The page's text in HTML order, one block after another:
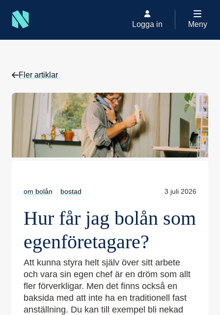
Logga in Meny
Låna pengar Bolån Hur får jag bolån som egenföretagare?
Fler artiklar
om bolån bostad 3 juli 2026
Hur får jag bolån som
egenföretagare?
Att kunna styra helt själv över sitt arbete
och vara sin egen chef är en dröm som allt
fler förverkligar. Men det finns också en
baksida med att inte ha en traditionell fast
anställning. Du kan till exempel bli nekad